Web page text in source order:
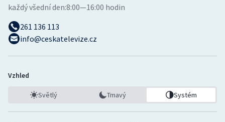
každý všední den:8:00—16:00 hodin
261 136 113
info@ceskatelevize.cz
Vzhled
Světlý Tmavý Systém